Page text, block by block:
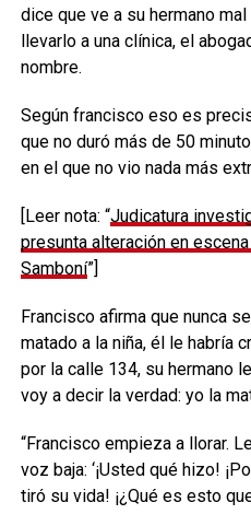
dice que ve a su hermano
llevarlo a una clínica, el
nombre.
Según francisco eso es
que no duró más de 50
en el que no vio nada más
[Leer nota: “Judicatura
presunta alteración en
Samboní”]
Francisco afirma que nunca
matado a la niña, él le habría
por la calle 134, su hermano
voy a decir la verdad: yo la
“Francisco empieza a llorar.
voz baja: ‘¡Usted qué hizo!
tiró su vida! ¡¿Qué es esto